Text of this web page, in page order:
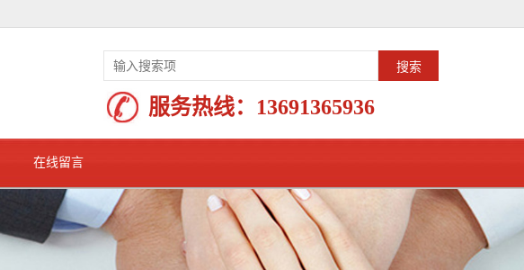
服务热线： 13691365936
在线留言